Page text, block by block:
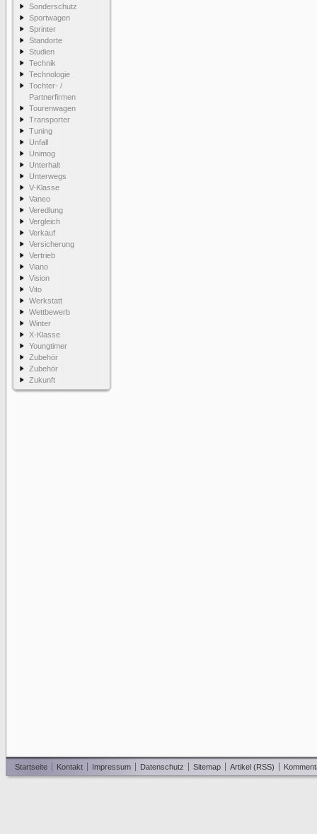
Sonderschutz
Sportwagen
Sprinter
Standorte
Studien
Technik
Technologie
Tochter- /
Partnerfirmen
Tourenwagen
Transporter
Tuning
Unfall
Unimog
Unterhalt
Unterwegs
V-Klasse
Vaneo
Veredlung
Vergleich
Verkauf
Versicherung
Vertrieb
Viano
Vision
Vito
Werkstatt
Wettbewerb
Winter
X-Klasse
Youngtimer
Zubehör
Zubehör
Zukunft
Startseite Kontakt Impressum Datenschutz Sitemap Artikel (RSS)